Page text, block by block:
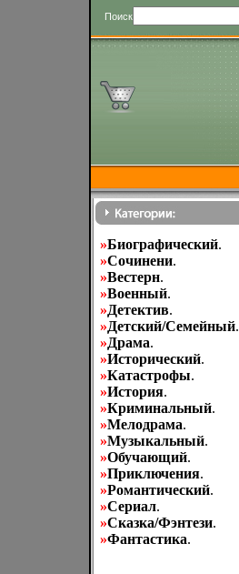
Поиск
»Биографический.
»Cочинени.
»Вестерн.
»Военный.
»Детектив.
»Детский/Семейный.
»Драма.
»Исторический.
»Катастрофы.
»История.
»Криминальный.
»Мелодрама.
»Музыкальный.
»Обучающий.
»Приключения.
»Романтический.
»Сериал.
»Сказка/Фэнтези.
»Фантастика.